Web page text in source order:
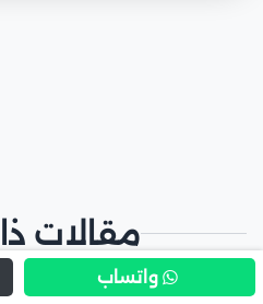
مقالات
واتساب